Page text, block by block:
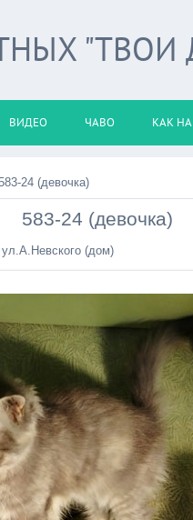
"ТВОИ
ВИДЕО ЧАВО КАК
24 (девочка)
583-24 (девочка)
ул.А.Невского (дом)